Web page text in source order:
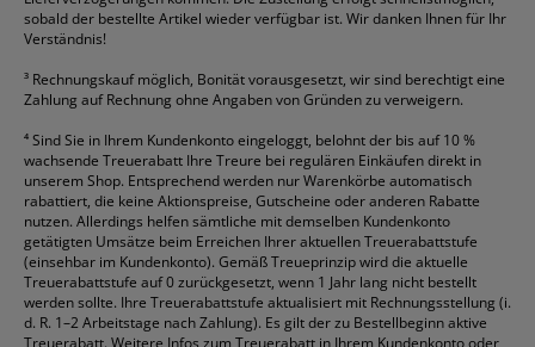
sobald der bestellte Artikel wieder verfügbar ist. Wir danken Ihnen für Ihr
Verständnis!
³ Rechnungskauf möglich, Bonität vorausgesetzt, wir sind berechtigt eine
Zahlung auf Rechnung ohne Angaben von Gründen zu verweigern.
⁴Sind Sie in Ihrem Kundenkonto eingeloggt, belohnt der bis auf 10 %
wachsende Treuerabatt Ihre Treure bei regulären Einkäufen direkt in
unserem Shop. Entsprechend werden nur Warenkörbe automatisch
rabattiert, die keine Aktionspreise, Gutscheine oder anderen Rabatte
nutzen. Allerdings helfen sämtliche mit demselben Kundenkonto
getätigten Umsätze beim Erreichen Ihrer aktuellen Treuerabattstufe
(einsehbar im Kundenkonto). Gemäß Treueprinzip wird die aktuelle
Treuerabattstufe auf 0 zurückgesetzt, wenn 1 Jahr lang nicht bestellt
werden sollte. Ihre Treuerabattstufe aktualisiert mit Rechnungsstellung (i.
d. R. 1–2 Arbeitstage nach Zahlung). Es gilt der zu Bestellbeginn aktive
Treuerabatt. Weitere Infos zum Treuerabatt in Ihrem Kundenkonto oder